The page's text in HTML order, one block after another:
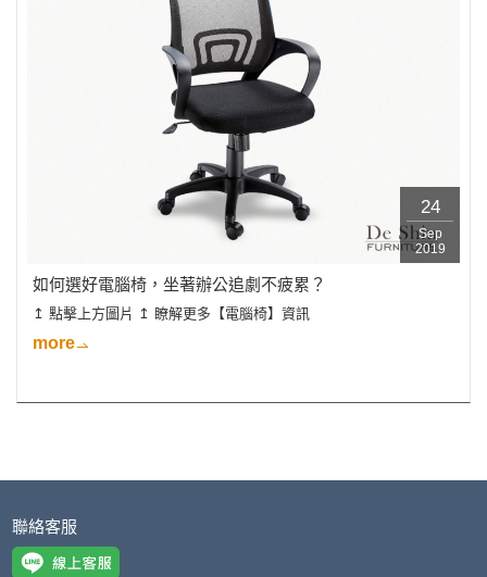
24
Sep
2019
如何選好電腦椅，坐著辦公追劇不疲累？
↥ 點擊上方圖片 ↥ 瞭解更多【電腦椅】資訊
more
聯絡客服